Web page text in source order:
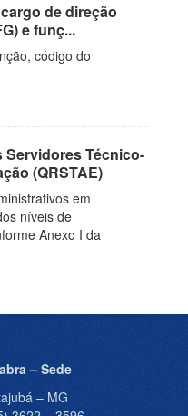
de direção
e funç...
código do
Servidores Técnico-
(QRSTAE)
em
níveis de
Anexo I da
– Sede
– MG